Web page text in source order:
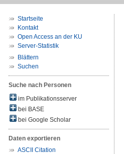
Startseite
Kontakt
Open Access an der KU
Server-Statistik
Blättern
Suchen
Suche nach Personen
im Publikationsserver
bei BASE
bei Google Scholar
Daten exportieren
ASCII Citation